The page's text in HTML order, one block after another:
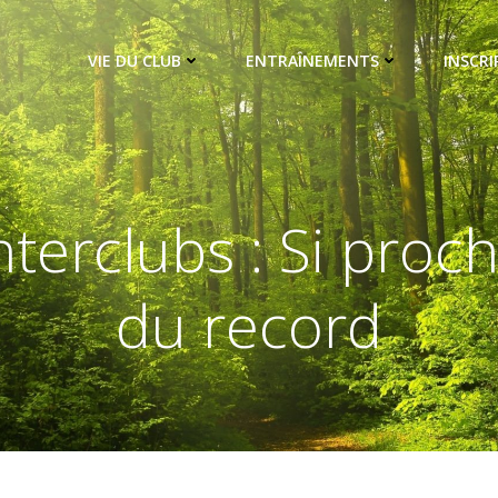
VIE DU CLUB ENTRAÎNEMENTS
: Si
du record